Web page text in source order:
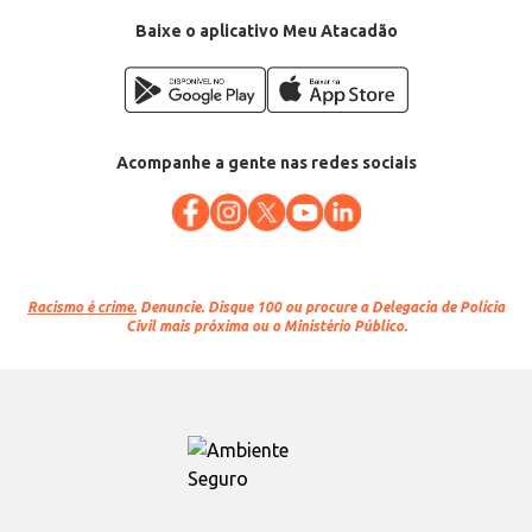
Baixe o aplicativo Meu Atacadão
Acompanhe a gente nas redes sociais
Racismo é crime. Denuncie. Disque 100 ou procure a Delegacia de Polícia
Civil mais próxima ou o Ministério Público.